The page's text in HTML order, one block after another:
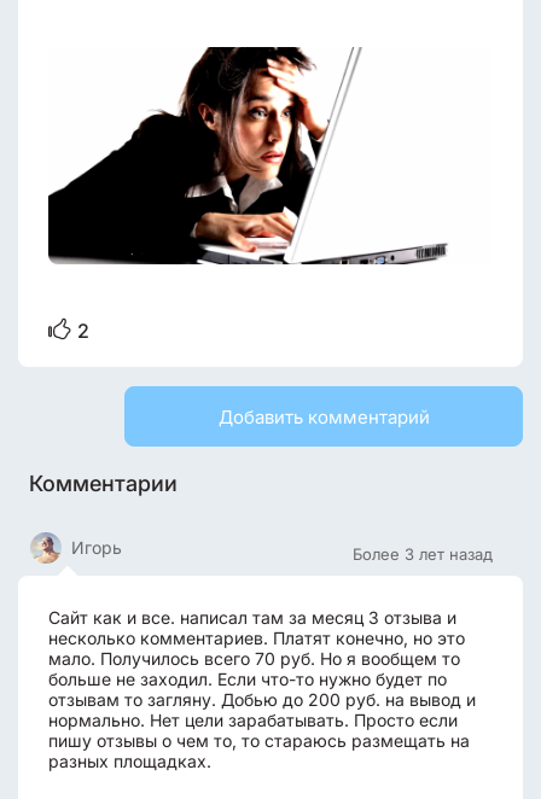
2
Добавить комментарий
Комментарии
Более 3 лет назад
Игорь
Сайт как и все. написал там за месяц 3 отзыва и
несколько комментариев. Платят конечно, но это
мало. Получилось всего 70 руб. Но я вообщем то
больше не заходил. Если что-то нужно будет по
отзывам то загляну. Добью до 200 руб. на вывод и
нормально. Нет цели зарабатывать. Просто если
пишу отзывы о чем то, то стараюсь размещать на
разных площадках.